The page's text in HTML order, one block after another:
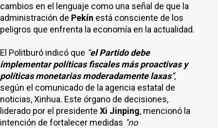
cambios en el lenguaje como una señal de que la
administración de Pekín está consciente de los
peligros que enfrenta la economía en la actualidad.
El Politburó indicó que “el Partido debe
implementar políticas fiscales más proactivas y
políticas monetarias moderadamente laxas”,
según el comunicado de la agencia estatal de
noticias, Xinhua. Este órgano de decisiones,
liderado por el presidente Xi Jinping, mencionó la
intención de fortalecer medidas "no